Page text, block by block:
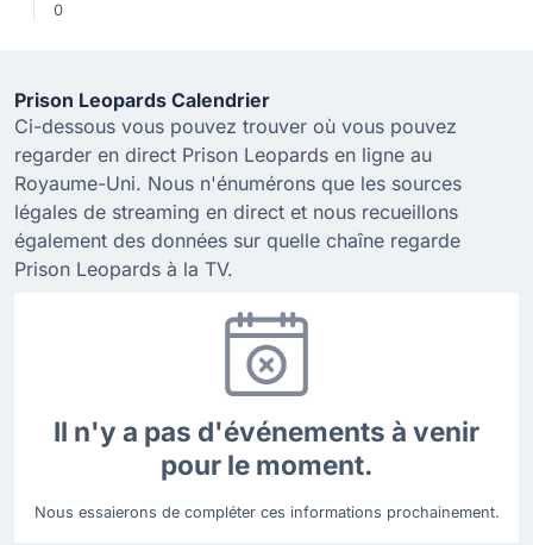
0
Prison Leopards Calendrier
Ci-dessous vous pouvez trouver où vous pouvez
regarder en direct Prison Leopards en ligne au
Royaume-Uni. Nous n'énumérons que les sources
légales de streaming en direct et nous recueillons
également des données sur quelle chaîne regarde
Prison Leopards à la TV.
Il n'y a pas d'événements à venir
pour le moment.
Nous essaierons de compléter ces informations prochainement.